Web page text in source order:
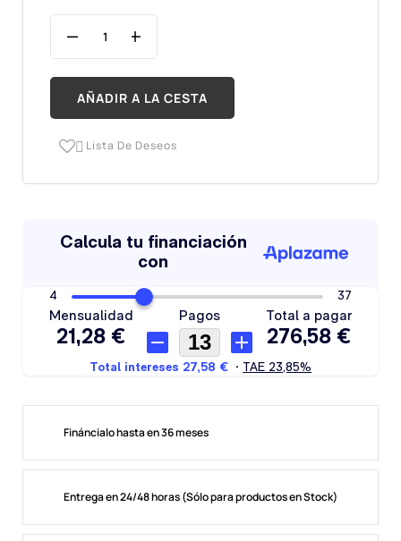
AÑADIR A LA CESTA
 Lista De Deseos
Fináncialo hasta en 36 meses
Entrega en 24/48 horas (Sólo para productos en Stock)